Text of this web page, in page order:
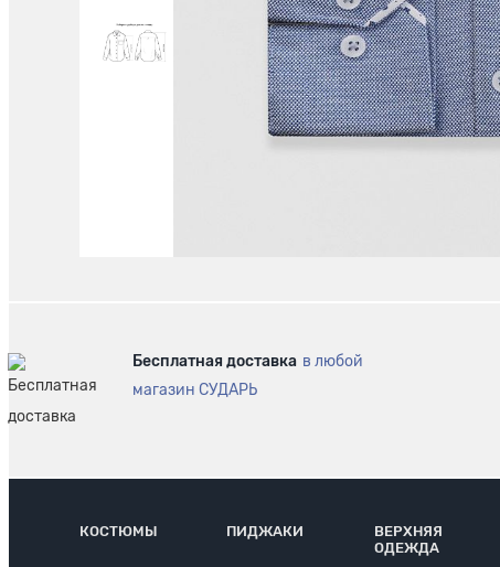
Бесплатная доставка в любой
магазин СУДАРЬ
КОСТЮМЫ ПИДЖАКИ
ВЕРХНЯЯ
ОДЕЖДА